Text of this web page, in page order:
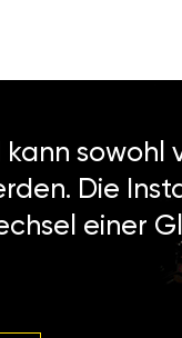
sowohl
Die
einer